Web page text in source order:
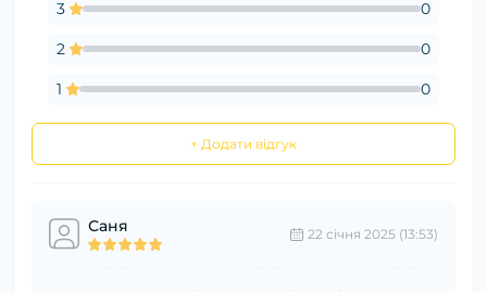
3 0
2 0
1 0
+ Додати відгук
Саня 22 cічня 2025 (13:53)